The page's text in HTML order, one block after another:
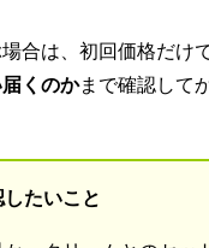
合は、初回価格だけ
くのかまで確認して
たいこと